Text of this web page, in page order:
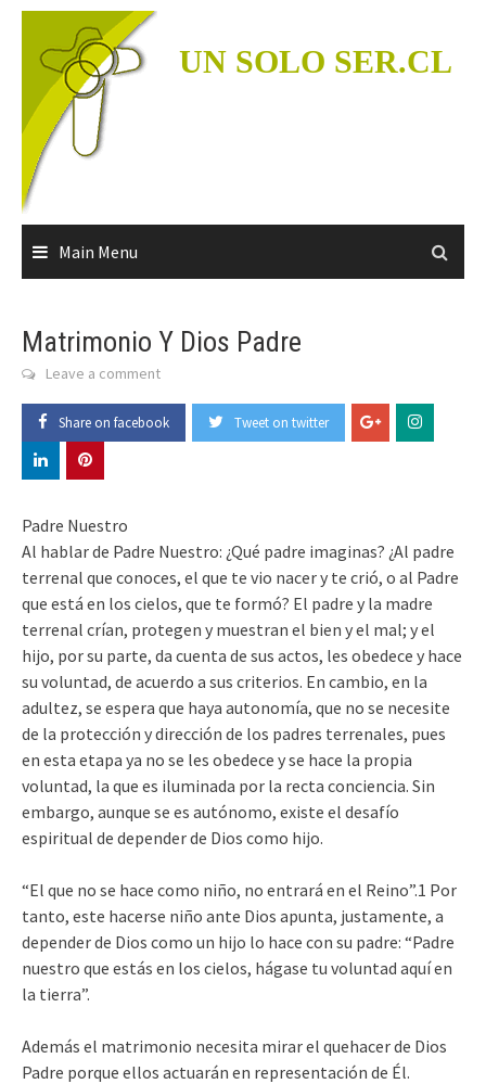
Skip
content
UN SOLO SER.CL
Main Menu
Matrimonio Y Dios Padre
Leave a comment
Share on facebook Tweet on twitter
Padre Nuestro
Al hablar de Padre Nuestro: ¿Qué padre imaginas? ¿Al padre
terrenal que conoces, el que te vio nacer y te crió, o al Padre
que está en los cielos, que te formó? El padre y la madre
terrenal crían, protegen y muestran el bien y el mal; y el
hijo, por su parte, da cuenta de sus actos, les obedece y hace
su voluntad, de acuerdo a sus criterios. En cambio, en la
adultez, se espera que haya autonomía, que no se necesite
de la protección y dirección de los padres terrenales, pues
en esta etapa ya no se les obedece y se hace la propia
voluntad, la que es iluminada por la recta conciencia. Sin
embargo, aunque se es autónomo, existe el desafío
espiritual de depender de Dios como hijo.
“El que no se hace como niño, no entrará en el Reino”.1 Por
tanto, este hacerse niño ante Dios apunta, justamente, a
depender de Dios como un hijo lo hace con su padre: “Padre
nuestro que estás en los cielos, hágase tu voluntad aquí en
la tierra”.
Además el matrimonio necesita mirar el quehacer de Dios
Padre porque ellos actuarán en representación de Él.